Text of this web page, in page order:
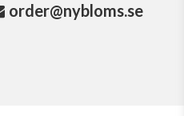
order@nybloms.se